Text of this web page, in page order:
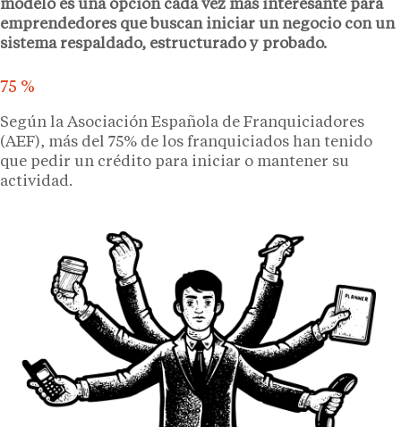
modelo es una opción cada vez más interesante para
emprendedores que buscan iniciar un negocio con un
sistema respaldado, estructurado y probado.
75 %
Según la Asociación Española de Franquiciadores
(AEF), más del 75% de los franquiciados han tenido
que pedir un crédito para iniciar o mantener su
actividad.